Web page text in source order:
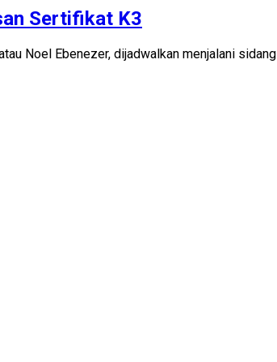
Sertifikat K3
Noel Ebenezer, dijadwalkan menjalani sidang